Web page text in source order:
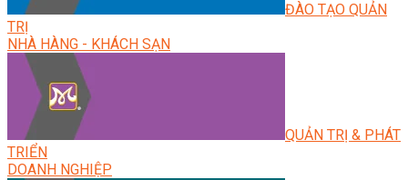
ĐÀO TẠO QUẢN
TRỊ
NHÀ HÀNG - KHÁCH SẠN
QUẢN TRỊ & PHÁT
TRIỂN
DOANH NGHIỆP